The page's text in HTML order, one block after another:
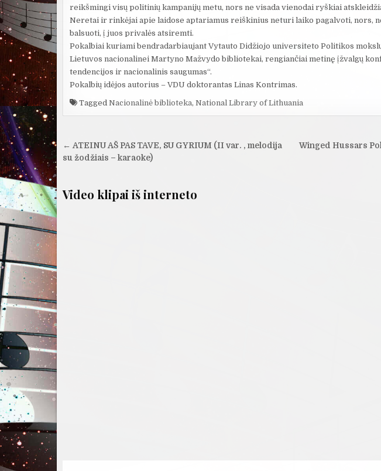
reikšmingi visų politinių kampanijų metu, nors ne visada vienodai ryškiai
Neretai ir rinkėjai apie laidose aptariamus reiškinius neturi laiko pagalvoti, nors,
balsuoti, į juos privalės atsiremti.
Pokalbiai kuriami bendradarbiaujant Vytauto Didžiojo universiteto Politikos
Lietuvos nacionalinei Martyno Mažvydo bibliotekai, rengiančiai metinę įžvalgų
tendencijos ir nacionalinis saugumas“.
Pokalbių idėjos autorius – VDU doktorantas Linas Kontrimas.
Tagged Nacionalinė biblioteka, National Library of Lithuania
Navigacija
tarp
Winged Hussars
← ATEINU AŠ PAS TAVE, SU GYRIUM (II var. , melodija
su žodžiais – karaoke)
Video klipai iš interneto